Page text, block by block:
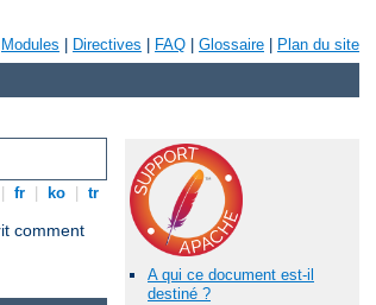
Modules Directives FAQ Glossaire Plan du site
fr ko tr
comment
A qui ce document est-il
destiné ?